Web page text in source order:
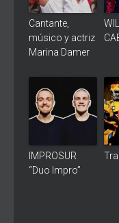
Cantante,
músico y actriz
Marina Damer
IMPROSUR
“Duo Impro”